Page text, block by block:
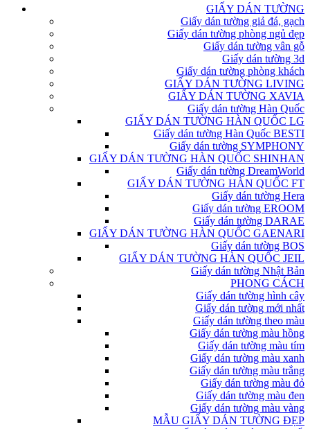
GIẤY DÁN TƯỜNG
Giấy dán tường giả đá, gạch
Giấy dán tường phòng ngủ đẹp
Giấy dán tường vân gỗ
Giấy dán tường 3d
Giấy dán tường phòng khách
GIẤY DÁN TƯỜNG LIVING
GIẤY DÁN TƯỜNG XAVIA
Giấy dán tường Hàn Quốc
GIẤY DÁN TƯỜNG HÀN QUỐC LG
Giấy dán tường Hàn Quốc BESTI
Giấy dán tường SYMPHONY
GIẤY DÁN TƯỜNG HÀN QUỐC SHINHAN
Giấy dán tường DreamWorld
GIẤY DÁN TƯỜNG HÀN QUỐC FT
Giấy dán tường Hera
Giấy dán tường EROOM
Giấy dán tường DARAE
GIẤY DÁN TƯỜNG HÀN QUỐC GAENARI
Giấy dán tường BOS
GIẤY DÁN TƯỜNG HÀN QUỐC JEIL
Giấy dán tường Nhật Bản
PHONG CÁCH
Giấy dán tường hình cây
Giấy dán tường mới nhất
Giấy dán tường theo màu
Giấy dán tường màu hồng
Giấy dán tường màu tím
Giấy dán tường màu xanh
Giấy dán tường màu trắng
Giấy dán tường màu đỏ
Giấy dán tường màu đen
Giấy dán tường màu vàng
MẪU GIẤY DÁN TƯỜNG ĐẸP